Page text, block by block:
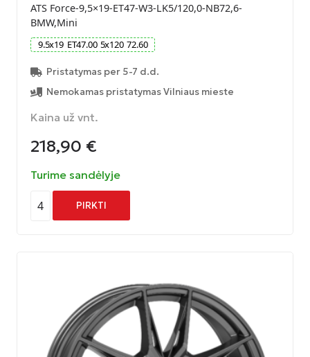
ATS Force-9,5×19-ET47-W3-LK5/120,0-NB72,6-
BMW,Mini
9.5x19 ET47.00 5x120 72.60
Pristatymas per 5-7 d.d.
Nemokamas pristatymas Vilniaus mieste
Kaina už vnt.
218,90 €
Turime sandėlyje
4 PIRKTI